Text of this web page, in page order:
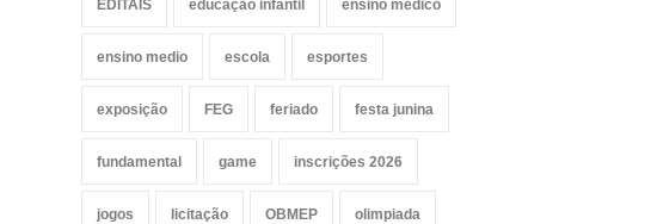
EDITAIS educação infantil ensino medico
ensino medio escola esportes
exposição FEG feriado festa junina
fundamental game inscrições 2026
jogos licitação OBMEP olimpiada